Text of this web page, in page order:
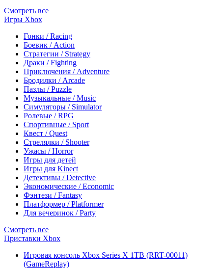
Смотреть все
Игры Xbox
Гонки / Racing
Боевик / Action
Стратегии / Strategy
Драки / Fighting
Приключения / Adventure
Бродилки / Arcade
Пазлы / Puzzle
Музыкальные / Music
Симуляторы / Simulator
Ролевые / RPG
Спортивные / Sport
Квест / Quest
Стрелялки / Shooter
Ужасы / Horror
Игры для детей
Игры для Kinect
Детективы / Detective
Экономические / Economic
Фэнтези / Fantasy
Платформер / Platformer
Для вечеринок / Party
Смотреть все
Приставки Xbox
Игровая консоль Xbox Series X 1TB (RRT-00011)
(GameReplay)